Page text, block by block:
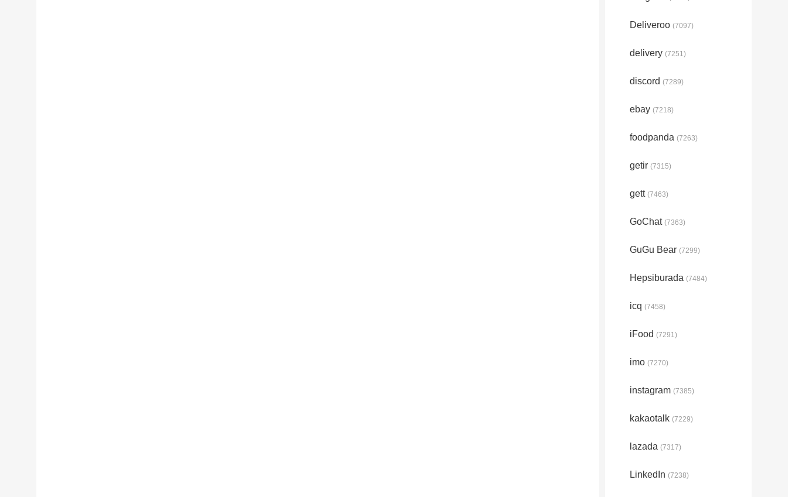
Deliveroo (7097)
delivery (7251)
discord (7289)
ebay (7218)
foodpanda (7263)
getir (7315)
gett (7463)
GoChat (7363)
GuGu Bear (7299)
Hepsiburada (7484)
icq (7458)
iFood (7291)
imo (7270)
instagram (7385)
kakaotalk (7229)
lazada (7317)
LinkedIn (7238)